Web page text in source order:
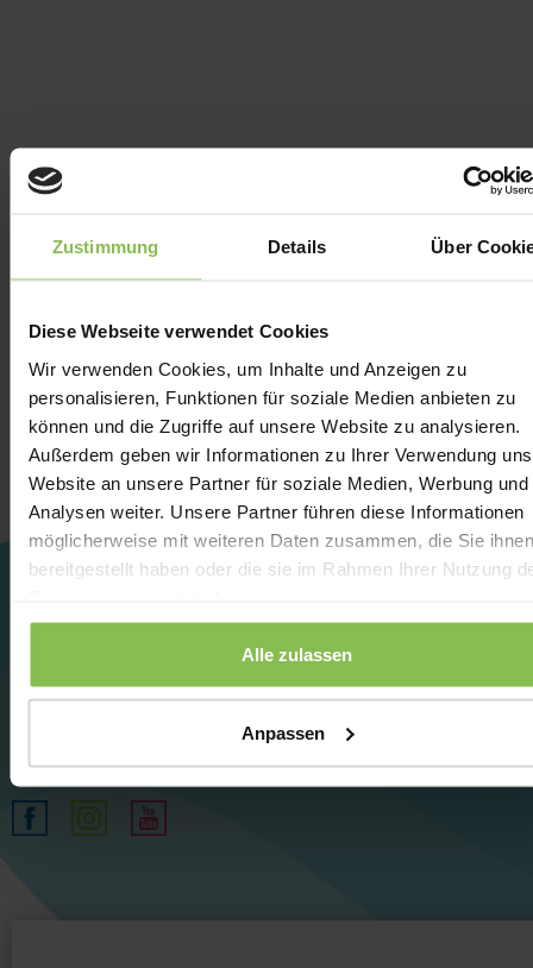
Zustimmung Details Über
Diese Webseite verwendet Cookies
Wir verwenden Cookies, um Inhalte und Anzeigen zu
personalisieren, Funktionen für soziale Medien anbieten zu
können und die Zugriffe auf unsere Website zu analysieren.
Außerdem geben wir Informationen zu Ihrer Verwendung
Website an unsere Partner für soziale Medien, Werbung und
Analysen weiter. Unsere Partner führen diese Informationen
möglicherweise mit weiteren Daten zusammen, die Sie ihnen
bereitgestellt haben oder die sie im Rahmen Ihrer Nutzung
Alle zulassen
Anpassen
www.karos-spa.hu
FOLGEN SIE UNS